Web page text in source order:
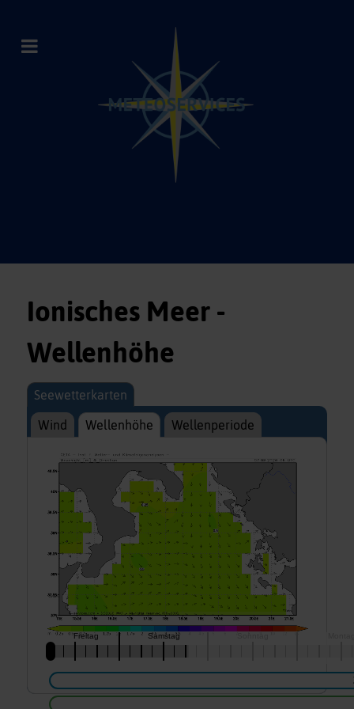
Ionisches Meer -
Wellenhöhe
Seewetterkarten
Wind Wellenhöhe Wellenperiode